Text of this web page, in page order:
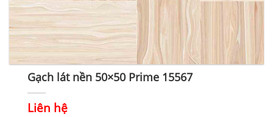
Gạch lát nền 50×50 Prime 15567
Liên hệ